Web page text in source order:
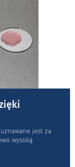
jest za
wysoką